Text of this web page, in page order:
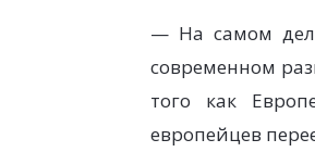
— На самом
современном
того как
европейцев